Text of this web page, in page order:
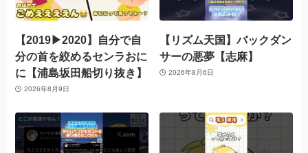
【2019▶︎2020】自分で自
分の首を絞めるセンラおに
に【浦島坂田船切り抜き】
2026年8月9日
【リズム天国】バックダン
サーの悪夢【志麻】
2026年8月6日